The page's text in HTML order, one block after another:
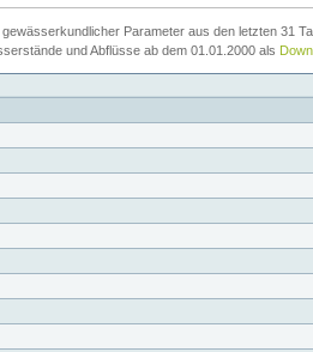
Parameter aus den letzten 31
und Abflüsse ab dem 01.01.2000 als